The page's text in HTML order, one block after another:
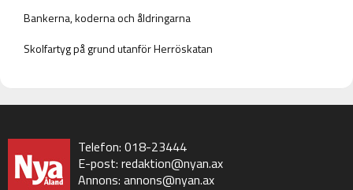
Bankerna, koderna och åldringarna
Skolfartyg på grund utanför Herröskatan
Telefon: 018-23444
E-post: redaktion@nyan.ax
Annons: annons@nyan.ax